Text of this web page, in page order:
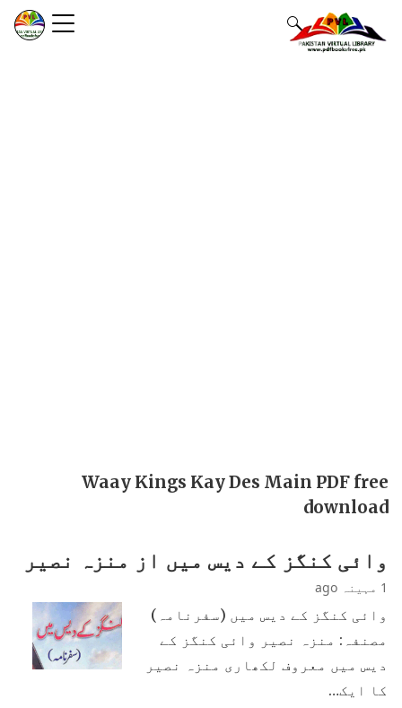
Waay Kings Kay Des Main PDF free
download
وائی کنگز کے دیس میں از منزہ نصیر
1 مہینہ ago
وائی کنگز کے دیس میں (سفرنامہ)
مصنفہ: منزہ نصیر وائی کنگز کے
دیس میں معروف لکھاری منزہ نصیر
کا ایک…